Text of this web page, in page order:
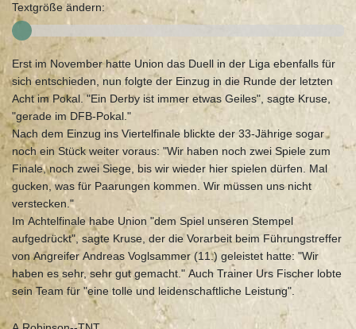
Textgröße ändern:
Erst im November hatte Union das Duell in der Liga ebenfalls für
sich entschieden, nun folgte der Einzug in die Runde der letzten
Acht im Pokal. "Ein Derby ist immer etwas Geiles", sagte Kruse,
"gerade im DFB-Pokal."
Nach dem Einzug ins Viertelfinale blickte der 33-Jährige sogar
noch ein Stück weiter voraus: "Wir haben noch zwei Spiele zum
Finale, noch zwei Siege, bis wir wieder hier spielen dürfen. Mal
gucken, was für Paarungen kommen. Wir müssen uns nicht
verstecken."
Im Achtelfinale habe Union "dem Spiel unseren Stempel
aufgedrückt", sagte Kruse, der die Vorarbeit beim Führungstreffer
von Angreifer Andreas Voglsammer (11.) geleistet hatte: "Wir
haben es sehr, sehr gut gemacht." Auch Trainer Urs Fischer lobte
sein Team für "eine tolle und leidenschaftliche Leistung".